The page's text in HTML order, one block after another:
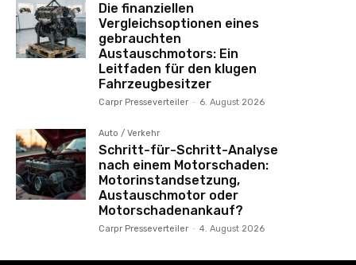
Die finanziellen
Vergleichsoptionen eines
gebrauchten
Austauschmotors: Ein
Leitfaden für den klugen
Fahrzeugbesitzer
Carpr Presseverteiler - 6. August 2026
Auto / Verkehr
Schritt-für-Schritt-Analyse
nach einem Motorschaden:
Motorinstandsetzung,
Austauschmotor oder
Motorschadenankauf?
Carpr Presseverteiler - 4. August 2026